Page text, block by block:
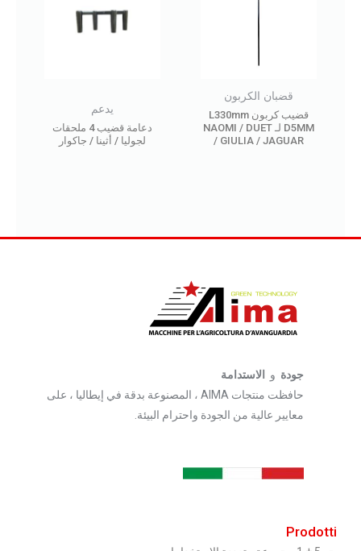
قضبان الكربون
قضيب كربون L330mm
D5MM لـ NAOMI / DUET
/ GIULIA / JAGUAR
يدعم
دعامة قضيب 4 ملحقات
لجوليا / أثينا / جاكوار
جودةو
الاستدامة
حافظت منتجات AIMA ، المصنوعة بدقة في إيطاليا ، على
معايير عالية من الجودة واحترام البيئة.
Prodotti